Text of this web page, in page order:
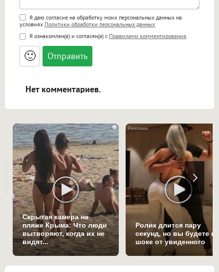
Поддержка HTML
<b>, <strong>, <u>, <i>, <em>, <s>, <big>,
<small>, <sup>, <sub>, <pre>, <ul>, <ol>, <li>,
<blockquote>, <code> экранирует HTML,
адреса URL автоматически становятся
ссылками, и [img]адрес[/img] будет
Я даю согласие на обработку моих персональных данных на
условиях Политики обработки персональных данных.
Я ознакомлен(а) и согласен(а) с Правилами комментирования.
🙂
Нет комментариев.
i
Скрытая камера на
пляже Крыма: Что люди
вытворяют, когда их не
видят...
Ролик длится пару
секунд, но вы будете в
шоке от увиденного